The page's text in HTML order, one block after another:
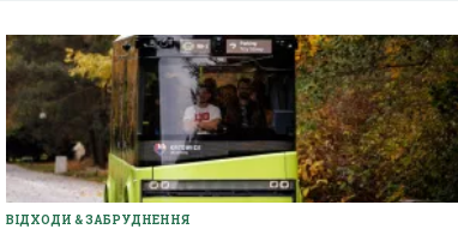
ВІДХОДИ & ЗАБРУДНЕННЯ